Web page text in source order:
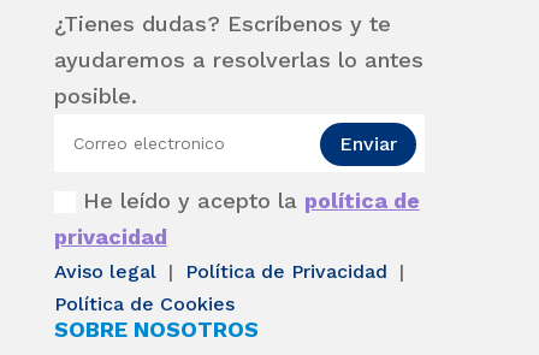
¿Tienes dudas? Escríbenos y te
ayudaremos a resolverlas lo antes
posible.
He leído y acepto la política de
privacidad
Enviar
Aviso legal | Política de Privacidad
|
Política de Cookies
SOBRE NOSOTROS